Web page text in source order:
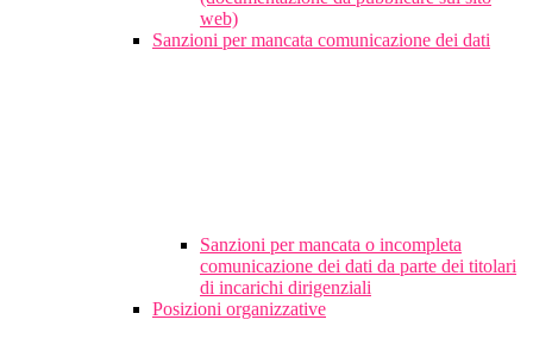
web)
Sanzioni per mancata comunicazione dei dati
Sanzioni per mancata o incompleta
comunicazione dei dati da parte dei titolari
di incarichi dirigenziali
Posizioni organizzative